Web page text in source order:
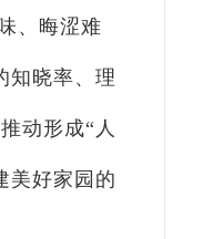
、晦涩难
知晓率、理
动形成“人
美好家园的